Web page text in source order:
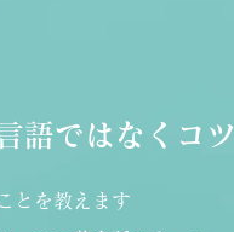
語ではなくコツ
とを教えます